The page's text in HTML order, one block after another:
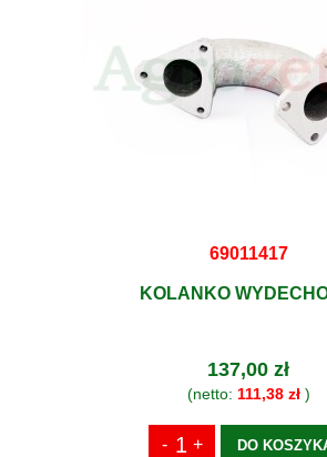
69011417
KOLANKO
137,00 zł
(netto: 111,38 zł)
DO